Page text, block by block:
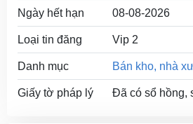
Ngày hết hạn 08-08-2026
Loại tin đăng Vip 2
Danh mục Bán kho, nhà
Giấy tờ pháp lý Đã có sổ hồng,